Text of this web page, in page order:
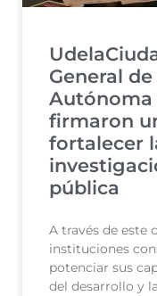
General
Autónoma
firmaron
fortalecer
pública
A través de este
instituciones
potenciar sus
del desarrollo y